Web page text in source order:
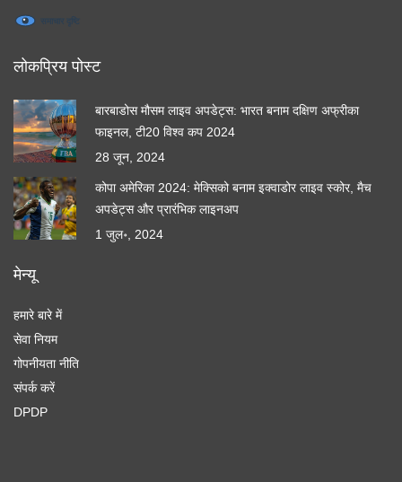
लोकप्रिय पोस्ट
बारबाडोस मौसम लाइव अपडेट्स: भारत बनाम दक्षिण अफ्रीका
फाइनल, टी20 विश्व कप 2024
28 जून, 2024
कोपा अमेरिका 2024: मेक्सिको बनाम इक्वाडोर लाइव स्कोर, मैच
अपडेट्स और प्रारंभिक लाइनअप
1 जुल॰, 2024
मेन्यू
हमारे बारे में
सेवा नियम
गोपनीयता नीति
संपर्क करें
DPDP